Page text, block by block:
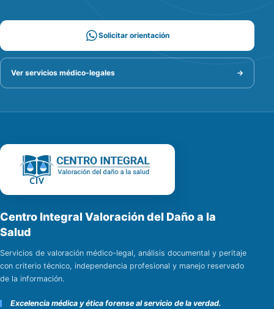
Solicitar orientación
Ver servicios médico-legales →
Centro Integral Valoración del Daño a la
Salud
Servicios de valoración médico-legal, análisis documental y peritaje
con criterio técnico, independencia profesional y manejo reservado
de la información.
Excelencia médica y ética forense al servicio de la verdad.